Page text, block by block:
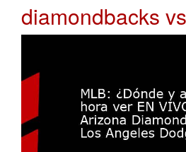
diamondbacks